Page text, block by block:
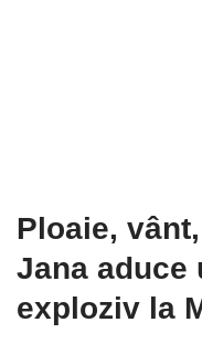
Ploaie,
Jana aduce
exploziv la